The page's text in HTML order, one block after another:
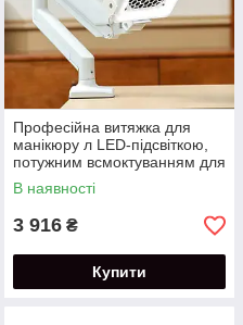
Професійна витяжка для
манікюру л LED-підсвіткою,
потужним всмоктуванням для
салонів краси
В наявності
3 916 ₴
Купити